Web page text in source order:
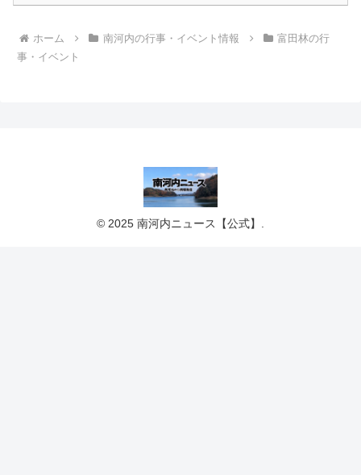
ホーム 南河内の行事・イベント情報
富田林の行
事・イベント
© 2025 南河内ニュース【公式】.